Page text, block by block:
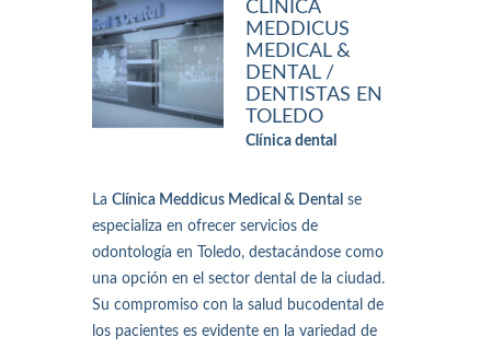
CLÍNICA
MEDDICUS
MEDICAL &
DENTAL /
DENTISTAS EN
TOLEDO
Clínica dental
La Clínica Meddicus Medical & Dental se
especializa en ofrecer servicios de
odontología en Toledo, destacándose como
una opción en el sector dental de la ciudad.
Su compromiso con la salud bucodental de
los pacientes es evidente en la variedad de